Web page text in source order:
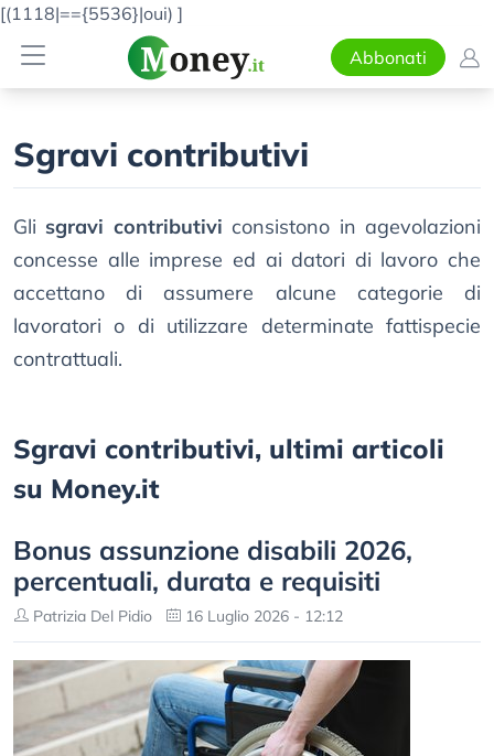
[(1118|=={5536}|oui) ]
Abbonati
Sgravi contributivi
Gli sgravi contributivi consistono in agevolazioni
concesse alle imprese ed ai datori di lavoro che
accettano di assumere alcune categorie di
lavoratori o di utilizzare determinate fattispecie
contrattuali.
Sgravi contributivi, ultimi articoli
su Money.it
Bonus assunzione disabili 2026,
percentuali, durata e requisiti
Patrizia Del Pidio 16 Luglio 2026 - 12:12